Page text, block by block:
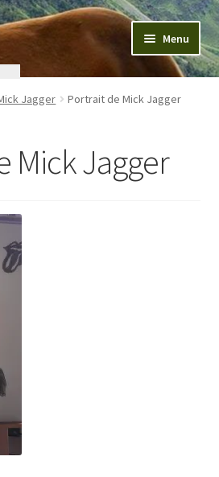
Menu
Jagger Portrait de Mick Jagger
Mick Jagger